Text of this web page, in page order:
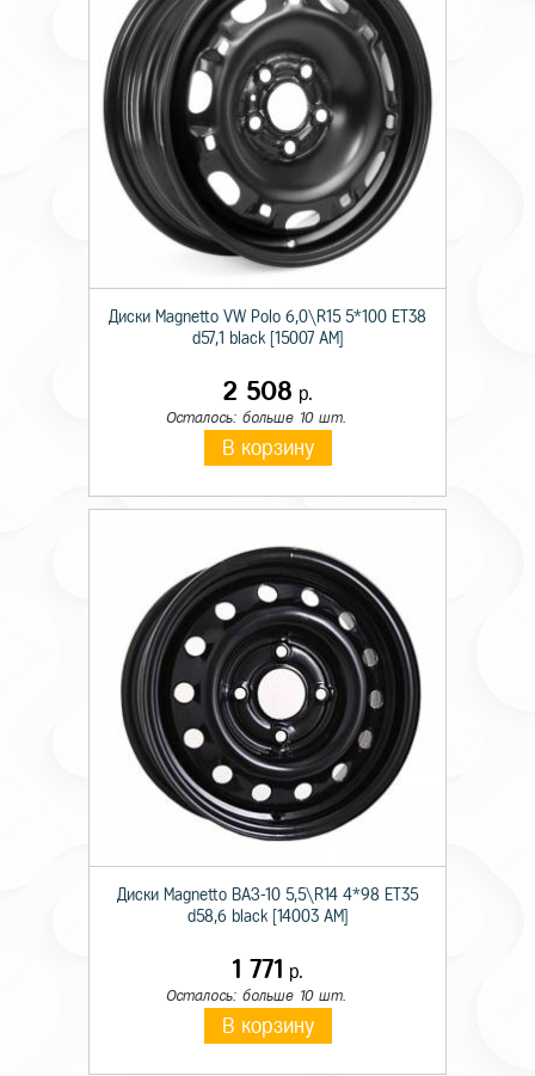
Диски Magnetto VW Polo 6,0\R15 5*100 ET38
d57,1 black [15007 AM]
2 508 р.
Осталось: больше 10 шт.
В корзину
Диски Magnetto ВАЗ-10 5,5\R14 4*98 ET35
d58,6 black [14003 AM]
1 771 р.
Осталось: больше 10 шт.
В корзину